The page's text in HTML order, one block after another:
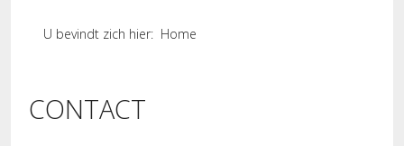
U bevindt zich hier: Home
CONTACT